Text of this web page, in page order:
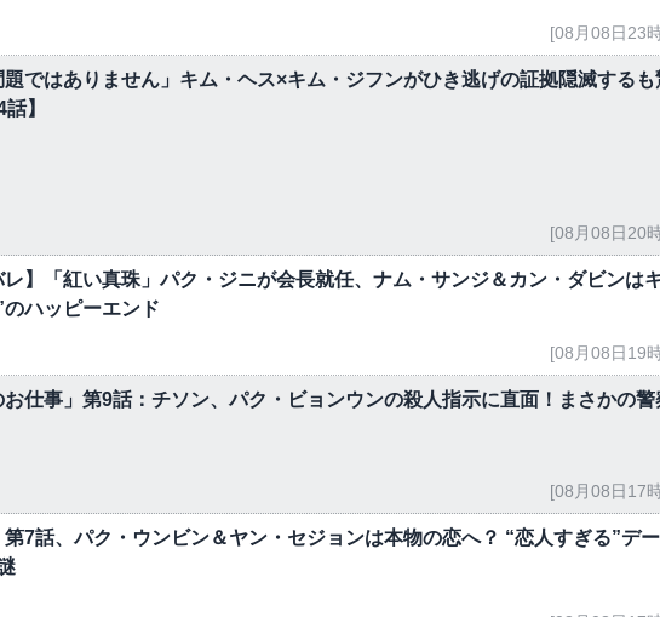
[08月08日23
題ではありません」キム・ヘス×キム・ジフンがひき逃げの証拠隠滅する
】
[08月08日20
レ】「紅い真珠」パク・ジニが会長就任、ナム・サンジ＆カン・ダビンは
ハッピーエンド
[08月08日19
お仕事」第9話：チソン、パク・ビョンウンの殺人指示に直面！まさかの
[08月08日17
第7話、パク・ウンビン＆ヤン・セジョンは本物の恋へ？ “恋人すぎる”デ